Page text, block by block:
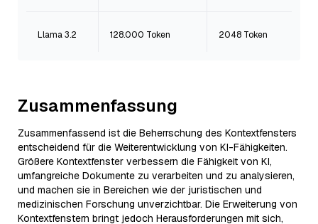
Llama 3.2 128.000 Token 2048 Token
Zusammenfassung
Zusammenfassend ist die Beherrschung des Kontextfensters
entscheidend für die Weiterentwicklung von KI-Fähigkeiten.
Größere Kontextfenster verbessern die Fähigkeit von KI,
umfangreiche Dokumente zu verarbeiten und zu analysieren,
und machen sie in Bereichen wie der juristischen und
medizinischen Forschung unverzichtbar. Die Erweiterung von
Kontextfenstern bringt jedoch Herausforderungen mit sich,